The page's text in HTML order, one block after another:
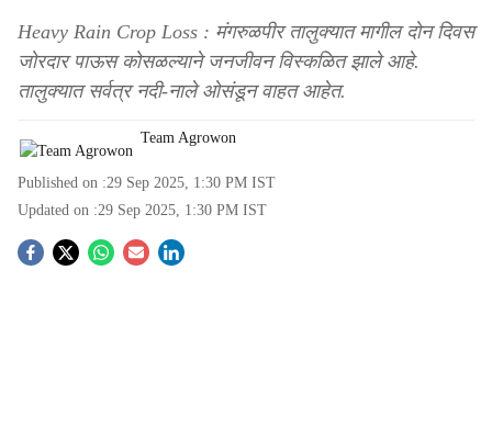
Heavy Rain Crop Loss : मंगरुळपीर तालुक्यात मागील दोन दिवस
जोरदार पाऊस कोसळल्याने जनजीवन विस्कळित झाले आहे.
तालुक्यात सर्वत्र नदी-नाले ओसंडून वाहत आहेत.
Team Agrowon
Published on :29 Sep 2025, 1:30 PM IST
Updated on :29 Sep 2025, 1:30 PM IST
S